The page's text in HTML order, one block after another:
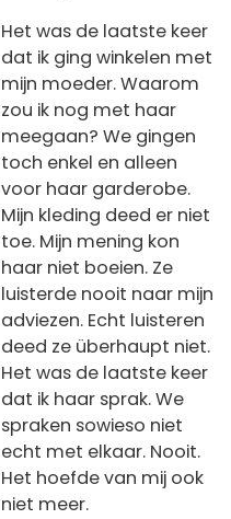
Het was de laatste keer
dat ik ging winkelen met
mijn moeder. Waarom
zou ik nog met haar
meegaan? We gingen
toch enkel en alleen
voor haar garderobe.
Mijn kleding deed er niet
toe. Mijn mening kon
haar niet boeien. Ze
luisterde nooit naar mijn
adviezen. Echt luisteren
deed ze überhaupt niet.
Het was de laatste keer
dat ik haar sprak. We
spraken sowieso niet
echt met elkaar. Nooit.
Het hoefde van mij ook
niet meer.